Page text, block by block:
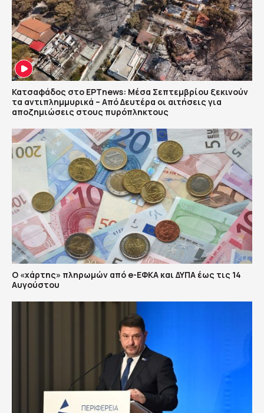
Κατσαφάδος στο ΕΡΤnews: Μέσα Σεπτεμβρίου ξεκινούν
τα αντιπλημμυρικά – Από Δευτέρα οι αιτήσεις για
αποζημιώσεις στους πυρόπληκτους
Ο «χάρτης» πληρωμών από e-ΕΦΚΑ και ΔΥΠΑ έως τις 14
Αυγούστου